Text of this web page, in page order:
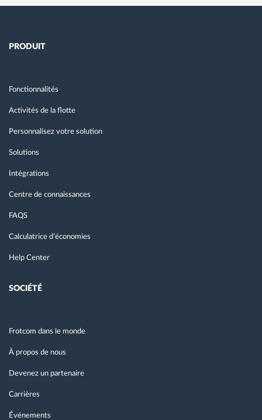
PRODUIT
Fonctionnalités
Activités de la flotte
Personnalisez votre solution
Solutions
Intégrations
Centre de connaissances
FAQS
Calculatrice d’économies
Help Center
SOCIÉTÉ
Frotcom dans le monde
À propos de nous
Devenez un partenaire
Carrières
Événements